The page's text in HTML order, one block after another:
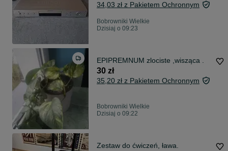
34,03 zł z Pakietem Ochronnym
Bobrowniki Wielkie
Dzisiaj o 09:23
EPIPREMNUM zlociste ,wisząca .
30 zł
35,20 zł z Pakietem Ochronnym
Bobrowniki Wielkie
Dzisiaj o 09:22
Zestaw do ćwiczeń, ława.